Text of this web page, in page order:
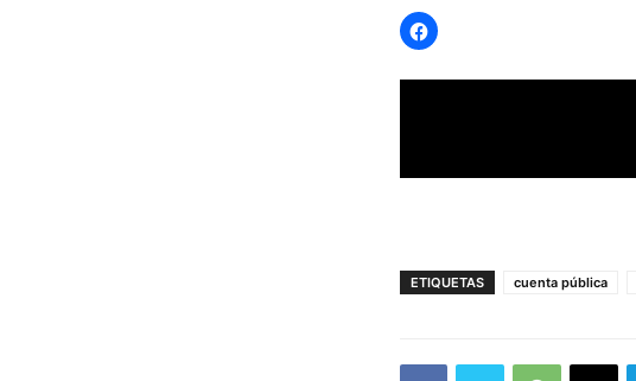
ETIQUETAS cuenta pública